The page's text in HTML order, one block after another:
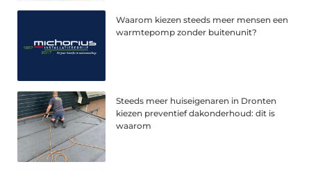
Waarom kiezen steeds meer mensen een
warmtepomp zonder buitenunit?
Steeds meer huiseigenaren in Dronten
kiezen preventief dakonderhoud: dit is
waarom